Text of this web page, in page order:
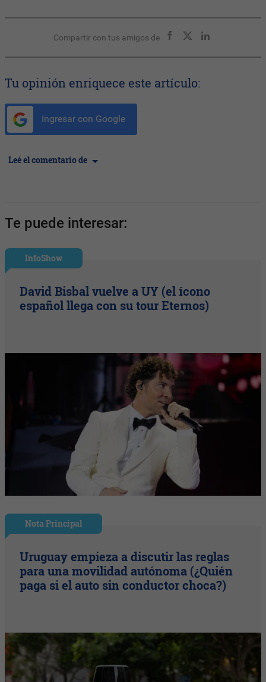
Compartir con tus amigos de
Tu opinión enriquece este artículo:
Ingresar con Google
Leé el comentario de
Te puede interesar:
InfoShow
David Bisbal vuelve a UY (el ícono
español llega con su tour Eternos)
Nota Principal
Uruguay empieza a discutir las reglas
para una movilidad autónoma (¿Quién
paga si el auto sin conductor choca?)